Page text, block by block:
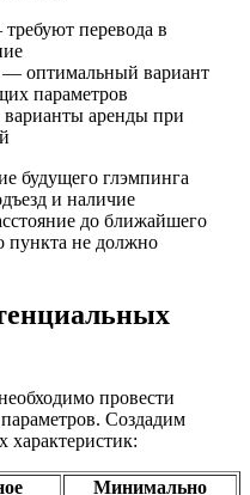
перевода в
— оптимальный вариант
параметров
аренды при
будущего глэмпинга
и наличие
до ближайшего
пункта не должно
провести
Создадим
характеристик:
Минимально